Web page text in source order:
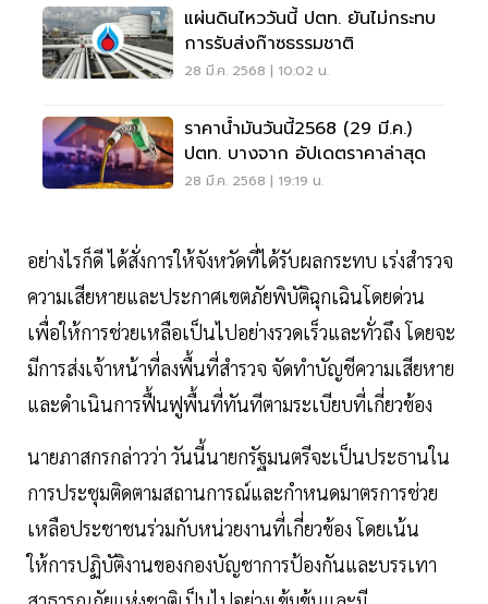
แผ่นดินไหววันนี้ ปตท. ยันไม่กระทบ
การรับส่งก๊าซธรรมชาติ
28 มี.ค. 2568 | 10:02 น.
ราคาน้ำมันวันนี้2568 (29 มี.ค.)
ปตท. บางจาก อัปเดตราคาล่าสุด
28 มี.ค. 2568 | 19:19 น.
อย่างไรก็ดี ได้สั่งการให้จังหวัดที่ได้รับผลกระทบ เร่งสำรวจ
ความเสียหายและประกาศเขตภัยพิบัติฉุกเฉินโดยด่วน
เพื่อให้การช่วยเหลือเป็นไปอย่างรวดเร็วและทั่วถึง โดยจะ
มีการส่งเจ้าหน้าที่ลงพื้นที่สำรวจ จัดทำบัญชีความเสียหาย
และดำเนินการฟื้นฟูพื้นที่ทันทีตามระเบียบที่เกี่ยวข้อง
นายภาสกรกล่าวว่า วันนี้นายกรัฐมนตรีจะเป็นประธานใน
การประชุมติดตามสถานการณ์และกำหนดมาตรการช่วย
เหลือประชาชนร่วมกับหน่วยงานที่เกี่ยวข้อง โดยเน้น
ให้การปฏิบัติงานของกองบัญชาการป้องกันและบรรเทา